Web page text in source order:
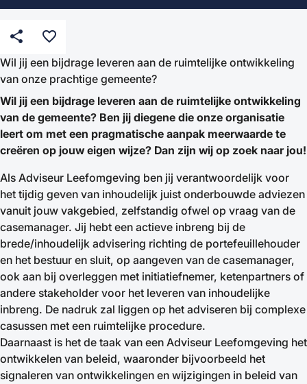
share favorite_border
Wil jij een bijdrage leveren aan de ruimtelijke ontwikkeling
van onze prachtige gemeente?
Wil jij een bijdrage leveren aan de ruimtelijke ontwikkeling
van de gemeente? Ben jij diegene die onze organisatie
leert om met een pragmatische aanpak meerwaarde te
creëren op jouw eigen wijze? Dan zijn wij op zoek naar jou!
Als Adviseur Leefomgeving ben jij verantwoordelijk voor
het tijdig geven van inhoudelijk juist onderbouwde adviezen
vanuit jouw vakgebied, zelfstandig ofwel op vraag van de
casemanager. Jij hebt een actieve inbreng bij de
brede/inhoudelijk advisering richting de portefeuillehouder
en het bestuur en sluit, op aangeven van de casemanager,
ook aan bij overleggen met initiatiefnemer, ketenpartners of
andere stakeholder voor het leveren van inhoudelijke
inbreng. De nadruk zal liggen op het adviseren bij complexe
casussen met een ruimtelijke procedure.
Daarnaast is het de taak van een Adviseur Leefomgeving het
ontwikkelen van beleid, waaronder bijvoorbeeld het
signaleren van ontwikkelingen en wijzigingen in beleid van